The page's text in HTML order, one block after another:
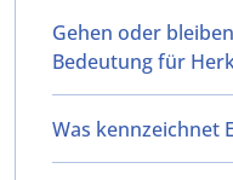
Gehen oder
Bedeutung für
Was kennzeichnet